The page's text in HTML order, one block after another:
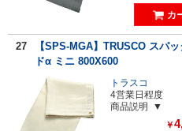
27
【SPS-MGA】TRUSCO スパ
ドα ミニ 800X600
トラスコ
4営業日程度
商品説明
￥